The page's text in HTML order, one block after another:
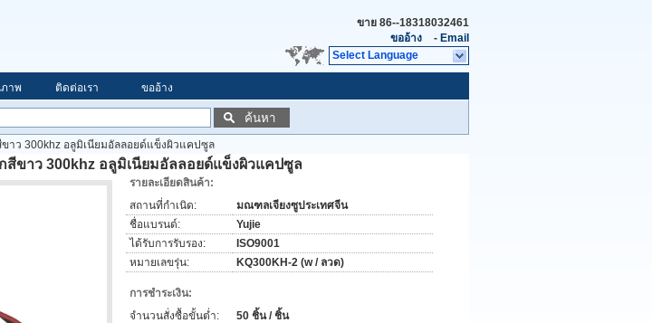
ขาย 86--18318032461
ขออ้าง
- Email
Select Language
าพ ติดต่อเรา ขออ้าง
ค้นหา
ขาว 300khz อลูมิเนียมอัลลอยด์แข็งผิวแคปซูล
สีขาว 300khz อลูมิเนียมอัลลอยด์แข็งผิวแคปซูล
รายละเอียดสินค้า:
สถานที่กำเนิด:
มณฑลเจียงซูประเทศจีน
ชื่อแบรนด์:
Yujie
ได้รับการรับรอง:
ISO9001
หมายเลขรุ่น:
KQ300KH-2 (w / ลวด)
การชำระเงิน:
จำนวนสั่งซื้อขั้นต่ำ:
50 ชิ้น / ชิ้น